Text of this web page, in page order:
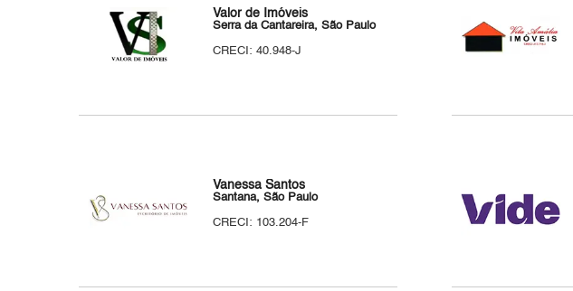
Valor de Imóveis
Serra da Cantareira, São Paulo
CRECI: 40.948-J
Vanessa Santos
Santana, São Paulo
CRECI: 103.204-F